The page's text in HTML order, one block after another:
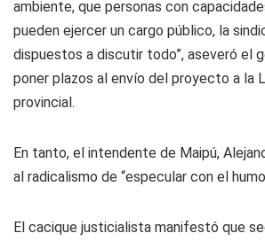
ambiente, que personas con
pueden ejercer un cargo público, la
dispuestos a discutir todo”, aseveró el
poner plazos al envío del proyecto a la
provincial.
En tanto, el intendente de Maipú,
al radicalismo de “especular con el
El cacique justicialista manifestó que